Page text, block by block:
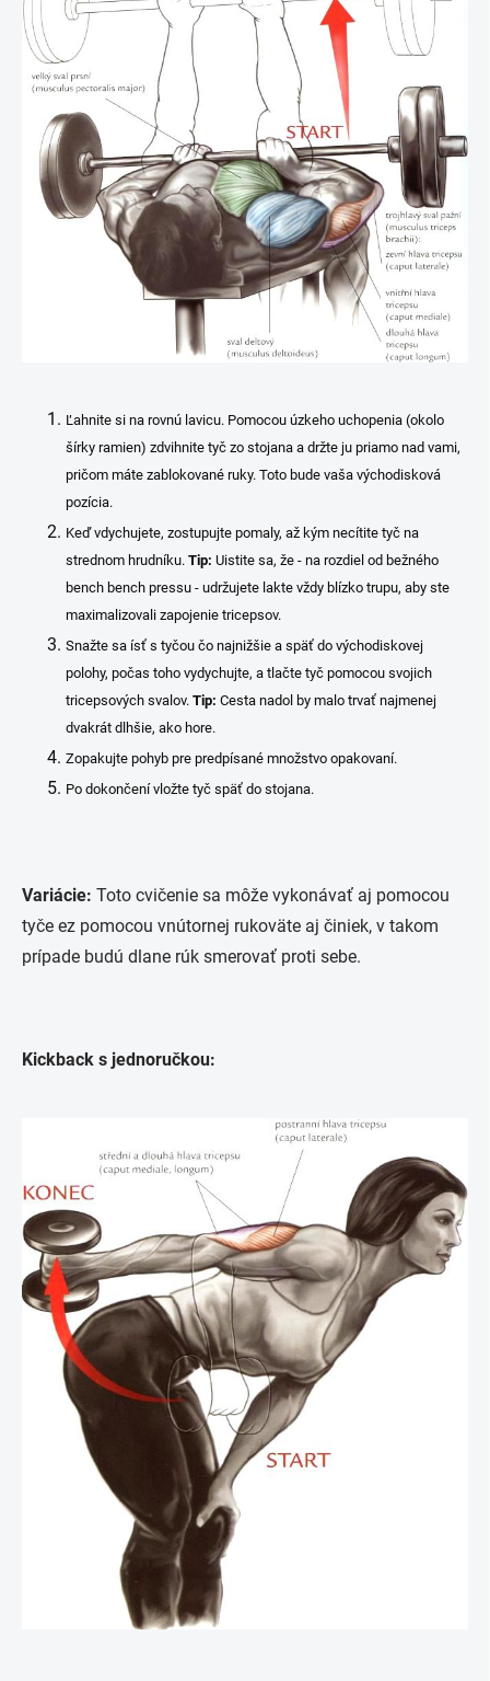
Ľahnite si na rovnú lavicu. Pomocou úzkeho uchopenia (okolo
šírky ramien) zdvihnite tyč zo stojana a držte ju priamo nad vami,
pričom máte zablokované ruky. Toto bude vaša východisková
pozícia.
Keď vdychujete, zostupujte pomaly, až kým necítite tyč na
strednom hrudníku. Tip: Uistite sa, že - na rozdiel od bežného
bench bench pressu - udržujete lakte vždy blízko trupu, aby ste
maximalizovali zapojenie tricepsov.
Snažte sa ísť s tyčou čo najnižšie a späť do východiskovej
polohy, počas toho vydychujte, a tlačte tyč pomocou svojich
tricepsových svalov. Tip: Cesta nadol by malo trvať najmenej
dvakrát dlhšie, ako hore.
Zopakujte pohyb pre predpísané množstvo opakovaní.
Po dokončení vložte tyč späť do stojana.
Variácie: Toto cvičenie sa môže vykonávať aj pomocou
tyče ez pomocou vnútornej rukoväte aj činiek, v takom
prípade budú dlane rúk smerovať proti sebe.
Kickback s jednoručkou: